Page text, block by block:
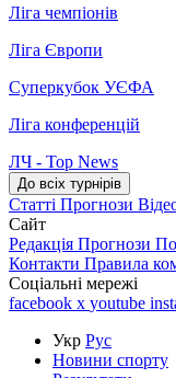
Ліга чемпіонів
Ліга Європи
Суперкубок УЄФА
Ліга конференцій
ЛЧ - Top News
До всіх турнірів
Статті Прогнози
Сайт
Редакція Прогнози
Контакти Правила
Соціальні мережі
facebook x youtube
Укр Рус
Новини спорту